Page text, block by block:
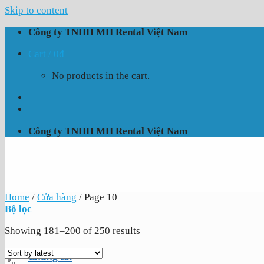
Skip to content
Công ty TNHH MH Rental Việt Nam
Cart / 0₫
No products in the cart.
Công ty TNHH MH Rental Việt Nam
Chúng tôi
Home / Cửa hàng / Page 10
Bộ lọc
Showing 181–200 of 250 results